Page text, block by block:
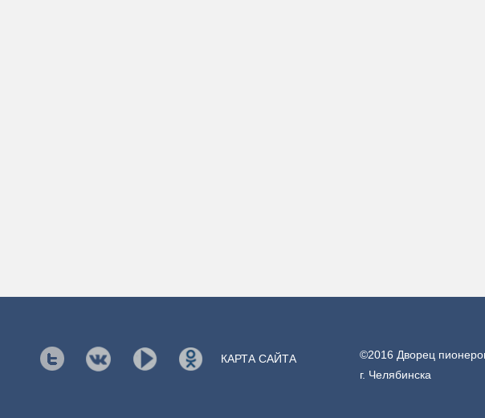
КАРТА САЙТА
©2016 Дворец
г. Челябинска